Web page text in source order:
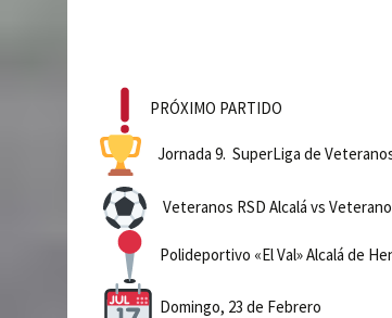
PRÓXIMO PARTIDO
Jornada 9. SuperLiga de
Veteranos RSD Alcalá vs
Polideportivo «El Val» Alcalá de
Domingo, 23 de Febrero